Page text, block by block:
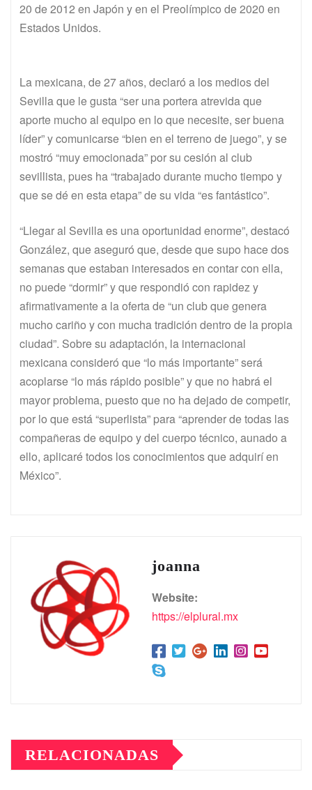
20 de 2012 en Japón y en el Preolímpico de 2020 en
Estados Unidos.
La mexicana, de 27 años, declaró a los medios del
Sevilla que le gusta “ser una portera atrevida que
aporte mucho al equipo en lo que necesite, ser buena
líder” y comunicarse “bien en el terreno de juego”, y se
mostró “muy emocionada” por su cesión al club
sevillista, pues ha “trabajado durante mucho tiempo y
que se dé en esta etapa” de su vida “es fantástico”.
“Llegar al Sevilla es una oportunidad enorme”, destacó
González, que aseguró que, desde que supo hace dos
semanas que estaban interesados en contar con ella,
no puede “dormir” y que respondió con rapidez y
afirmativamente a la oferta de “un club que genera
mucho cariño y con mucha tradición dentro de la propia
ciudad”. Sobre su adaptación, la internacional
mexicana consideró que “lo más importante” será
acoplarse “lo más rápido posible” y que no habrá el
mayor problema, puesto que no ha dejado de competir,
por lo que está “superlista” para “aprender de todas las
compañeras de equipo y del cuerpo técnico, aunado a
ello, aplicaré todos los conocimientos que adquirí en
México”.
joanna
Website:
https://elplural.mx
RELACIONADAS